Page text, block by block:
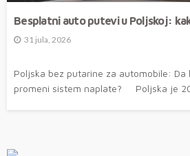
Besplatni auto putevi u Poljskoj:
31 jula, 2026
Poljska bez putarine za automobile: Da
promeni sistem naplate? Poljska je